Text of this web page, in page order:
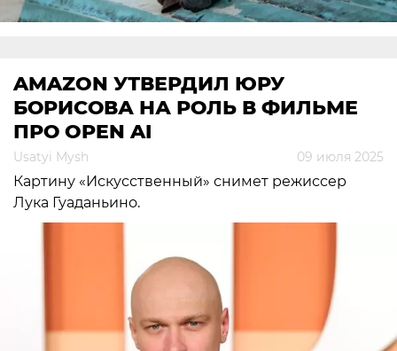
AMAZON УТВЕРДИЛ ЮРУ
БОРИСОВА НА РОЛЬ В ФИЛЬМЕ
ПРО OPEN AI
Usatyi Mysh 09 июля 2025
Картину «Искусственный» снимет режиссер
Лука Гуаданьино.